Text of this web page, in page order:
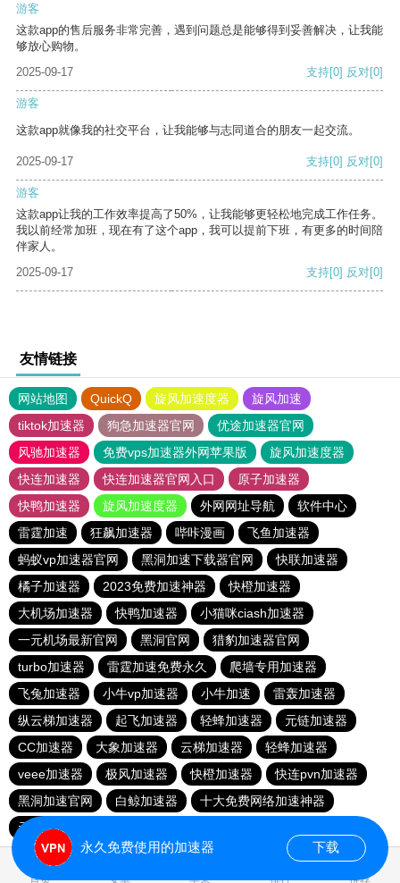
游客
这款app的售后服务非常完善，遇到问题总是能够得到妥善解决，让我能
够放心购物。
2025-09-17
支持[0] 反对[0]
游客
这款app就像我的社交平台，让我能够与志同道合的朋友一起交流。
2025-09-17 支持[0] 反对[0]
游客
这款app让我的工作效率提高了50%，让我能够更轻松地完成工作任务。
我以前经常加班，现在有了这个app，我可以提前下班，有更多的时间陪
伴家人。
2025-09-17
支持[0] 反对[0]
友情链接
网站地图 QuickQ 旋风加速度器
旋风加速
tiktok加速器
狗急加速器官网
优途加速器官网
风驰加速器
免费vps加速器外网苹果版
旋风加速度器
快连加速器
快连加速器官网入口
原子加速器
快鸭加速器
旋风加速度器 外网网址导航
软件中心
雷霆加速
狂飙加速器 哔咔漫画
飞鱼加速器
蚂蚁vp加速器官网
黑洞加速下载器官网
快联加速器
橘子加速器
2023免费加速神器
快橙加速器
大机场加速器
快鸭加速器
小猫咪ciash加速器
一元机场最新官网
黑洞官网
猎豹加速器官网
turbo加速器
雷霆加速免费永久
爬墙专用加速器
飞兔加速器
小牛vp加速器 小牛加速
雷轰加速器
纵云梯加速器
起飞加速器 轻蜂加速器
元链加速器
CC加速器
大象加速器 云梯加速器
轻蜂加速器
veee加速器
极风加速器 快橙加速器
快连pvn加速器
黑洞加速官网
白鲸加速器
十大免费网络加速神器
元链加速器
首页 安卓 苹果 排行 推荐
永久免费使用的加速器 下载
1.689327s